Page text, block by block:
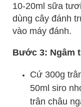
10-20ml sữa
dùng cây đánh
vào máy đánh.
Bước 3: Ngâm
Cứ 300g
50ml siro
trân châu